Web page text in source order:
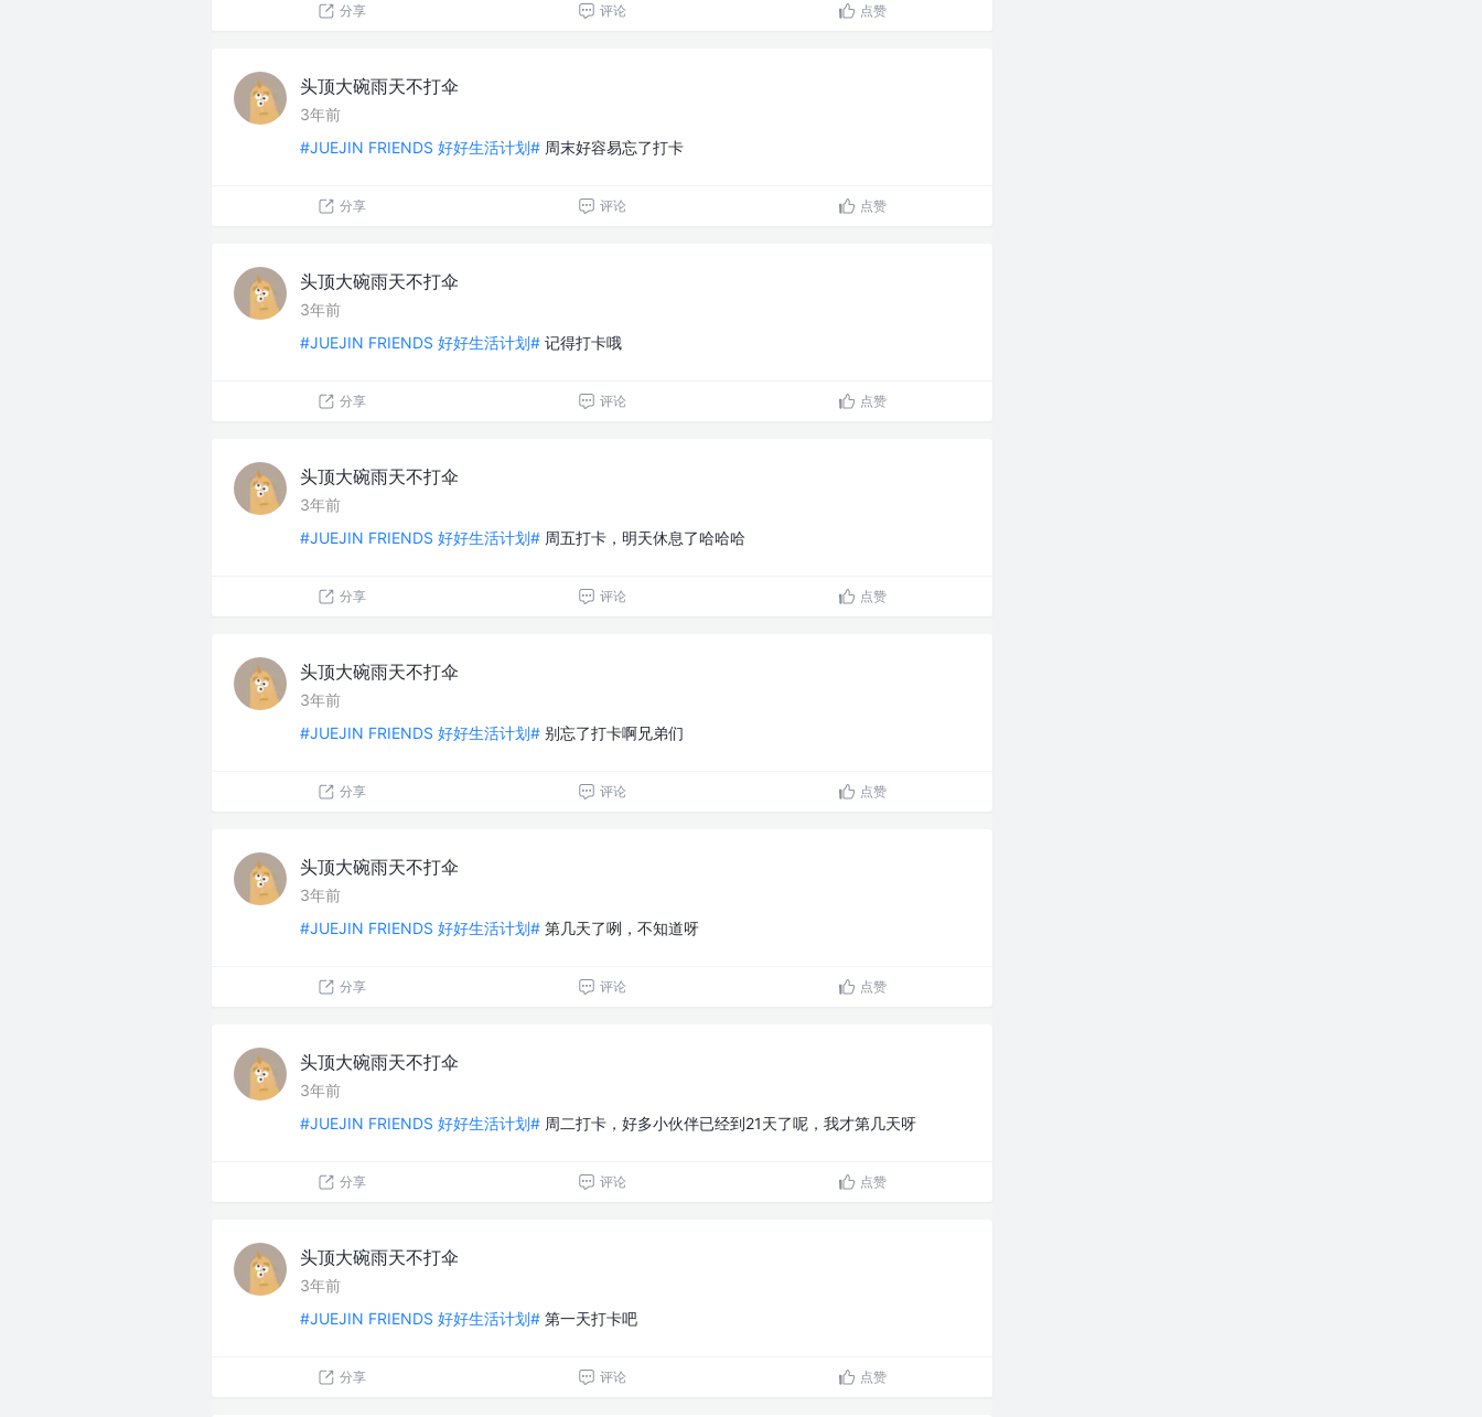
分享 评论 点赞
头顶大碗雨天不打伞
3年前
#JUEJIN FRIENDS 好好生活计划# 周末好容易忘了打卡
分享 评论 点赞
头顶大碗雨天不打伞
3年前
#JUEJIN FRIENDS 好好生活计划# 记得打卡哦
分享 评论 点赞
头顶大碗雨天不打伞
3年前
#JUEJIN FRIENDS 好好生活计划# 周五打卡，明天休息了哈哈哈
分享 评论 点赞
头顶大碗雨天不打伞
3年前
#JUEJIN FRIENDS 好好生活计划# 别忘了打卡啊兄弟们
分享 评论 点赞
头顶大碗雨天不打伞
3年前
#JUEJIN FRIENDS 好好生活计划# 第几天了咧，不知道呀
分享 评论 点赞
头顶大碗雨天不打伞
3年前
#JUEJIN FRIENDS 好好生活计划# 周二打卡，好多小伙伴已经到21天了呢，我才第几天呀
分享 评论 点赞
头顶大碗雨天不打伞
3年前
#JUEJIN FRIENDS 好好生活计划# 第一天打卡吧
分享 评论 点赞